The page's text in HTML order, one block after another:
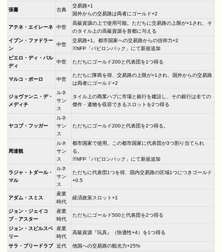
張騫 古典
交易路+1
国外からの交易路は両者にゴールド+2
アテネ・エイレーネ 中世
高級資源の上で使用可能。ただちに交易路の上限が+1され、そ
のタイル上の高級資源を首都に与える
イブン・ファドラー
ン
中世
交易路+1。都市国家への交易路からの信仰力+2
※NFP「バビロンパック」にて新規追加
ピエロ・ディ・バル
ディ
中世 ただちにゴールド200と代表団を1つ得る
マルコ・ポーロ 中世
ただちに隊商を得、交易路の上限が+1され、国外からの交易路
は両者にゴールド+2
ジョヴァンニ・デ・
メディチ
ルネ
サン
ス
タイル上の商業ハブに市場と銀行を建設し、その銀行は全ての
傑作・遺物を収容できるスロットを2つ得る
ヤコブ・フッガー
ルネ
サン
ス
ただちにゴールド200と代表団を2つ得る。
周達観
ルネ
サン
ス
都市国家で使用。この都市国家に代表団が3つ割り当てられ
る。
※NFP「バビロンパック」にて新規追加
ラジャ・トダール・
マル
ルネ
サン
ス
ただちに代表団1つを得、国内交易路の区域1つにつきゴールド
+0.5
アダム・スミス
産業
時代
経済政策スロット+1
ジョン・ジェイコ
ブ・アスター
産業
時代
ただちにゴールド500と代表団を2つ得る
ジョン・スピルスベ
リー
産業
時代
高級資源『玩具』（快適性+4）を1つ得る
サラ・ブリードラブ 近代
他国への交易路の観光力+25%